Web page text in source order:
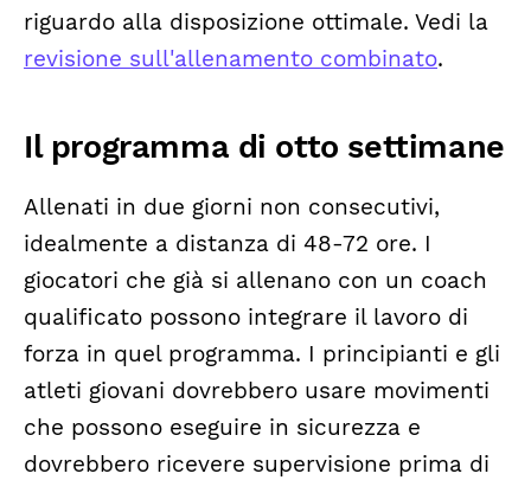
riguardo alla disposizione ottimale. Vedi la
revisione sull'allenamento combinato.
Il programma di otto settimane
Allenati in due giorni non consecutivi,
idealmente a distanza di 48-72 ore. I
giocatori che già si allenano con un coach
qualificato possono integrare il lavoro di
forza in quel programma. I principianti e gli
atleti giovani dovrebbero usare movimenti
che possono eseguire in sicurezza e
dovrebbero ricevere supervisione prima di